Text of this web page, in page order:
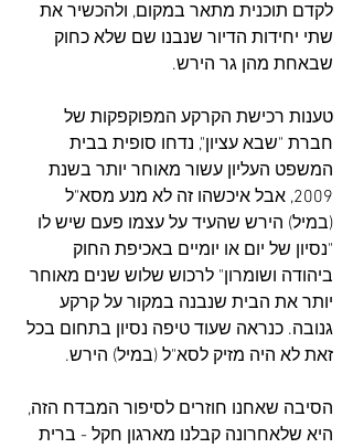
לקדם תוכנית מתאר במקום, ולהכשיר את
שתי יחידות הדיור שנבנו שם שלא כחוק
שבאחת מהן גר הירש.
טענות רכישת הקרקע המפוקפקות של
חברת "שבא עציון", נדחו סופית בבית
המשפט העליון עשור מאוחר יותר בשנת
2009, אבל איכשהו זה לא מנע מסא"ל
(במיל) הירש שהעיד על עצמו פעם שיש לו
"נסיון של יום או יומיים באכיפת החוק
ביהודה ושומרון" לרכוש שלוש שנים מאוחר
יותר את הבית שנבנה במקור על קרקע
גנובה. כנראה שעוד טיפה נסיון בתחום בכל
זאת לא היה מזיק לסא"ל (במיל) הירש.
הסיבה שאחנו חוזרים לסיפור המבדח הזה,
היא שלאחרונה קבלנו מארגון חקל - ברית